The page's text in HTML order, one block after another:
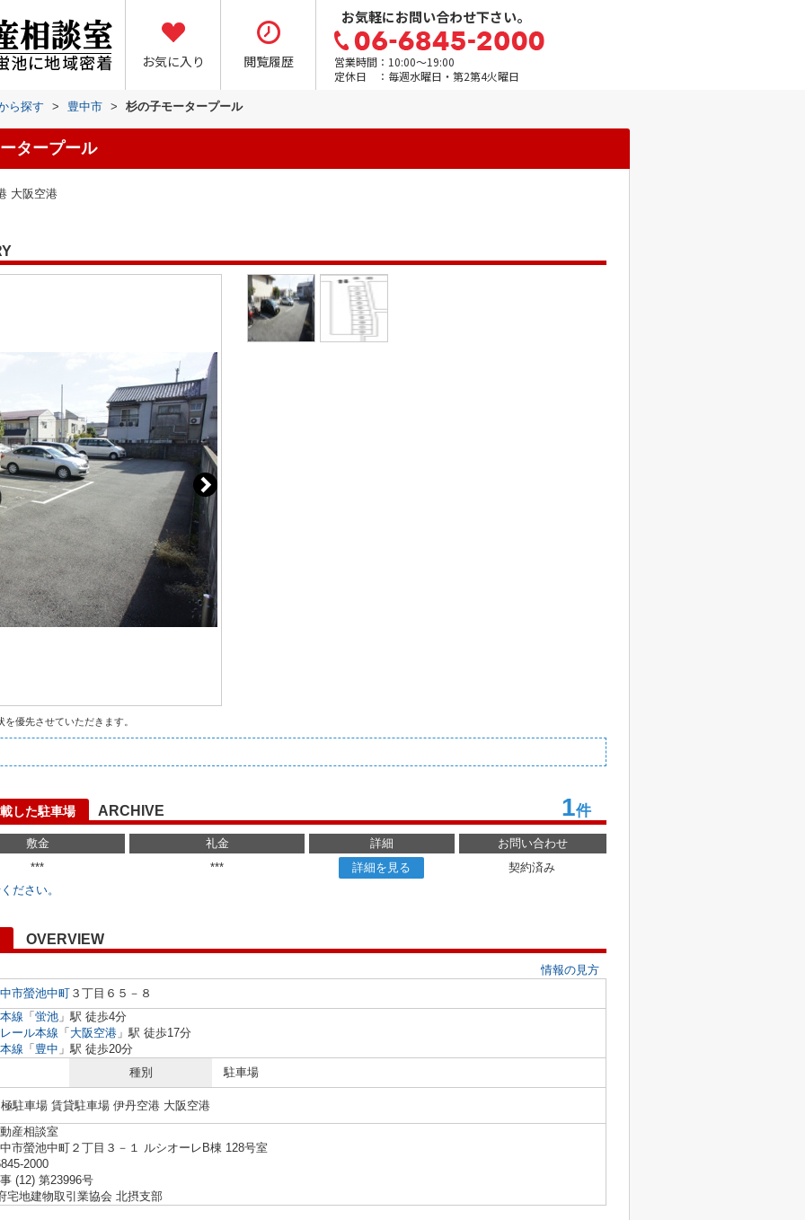
お気に入り 閲覧履歴
お気軽にお問い合わせ下さい。
営業時間：10:00～19:00
定休日 ：毎週水曜日・第2第4火曜日
ら探す > 豊中市 > 杉の子モータープール
タープール
大阪空港
優先させていただきます。
した駐車場 ARCHIVE 1件
敷金 礼金 詳細 お問い合わせ
*** *** 詳細を見る
契約済み
ださい。
OVERVIEW
情報の見方
市螢池中町 ３丁目６５－８
線 「 蛍池 」駅 徒歩4分
ール本線 「 大阪空港 」駅 徒歩17分
線 「 豊中 」駅 徒歩20分
種別 駐車場
駐車場 賃貸駐車場 伊丹空港 大阪空港
産相談室
市螢池中町２丁目３－１ ルシオーレB棟 128号室
2000
(12) 第23996号
宅地建物取引業協会 北摂支部